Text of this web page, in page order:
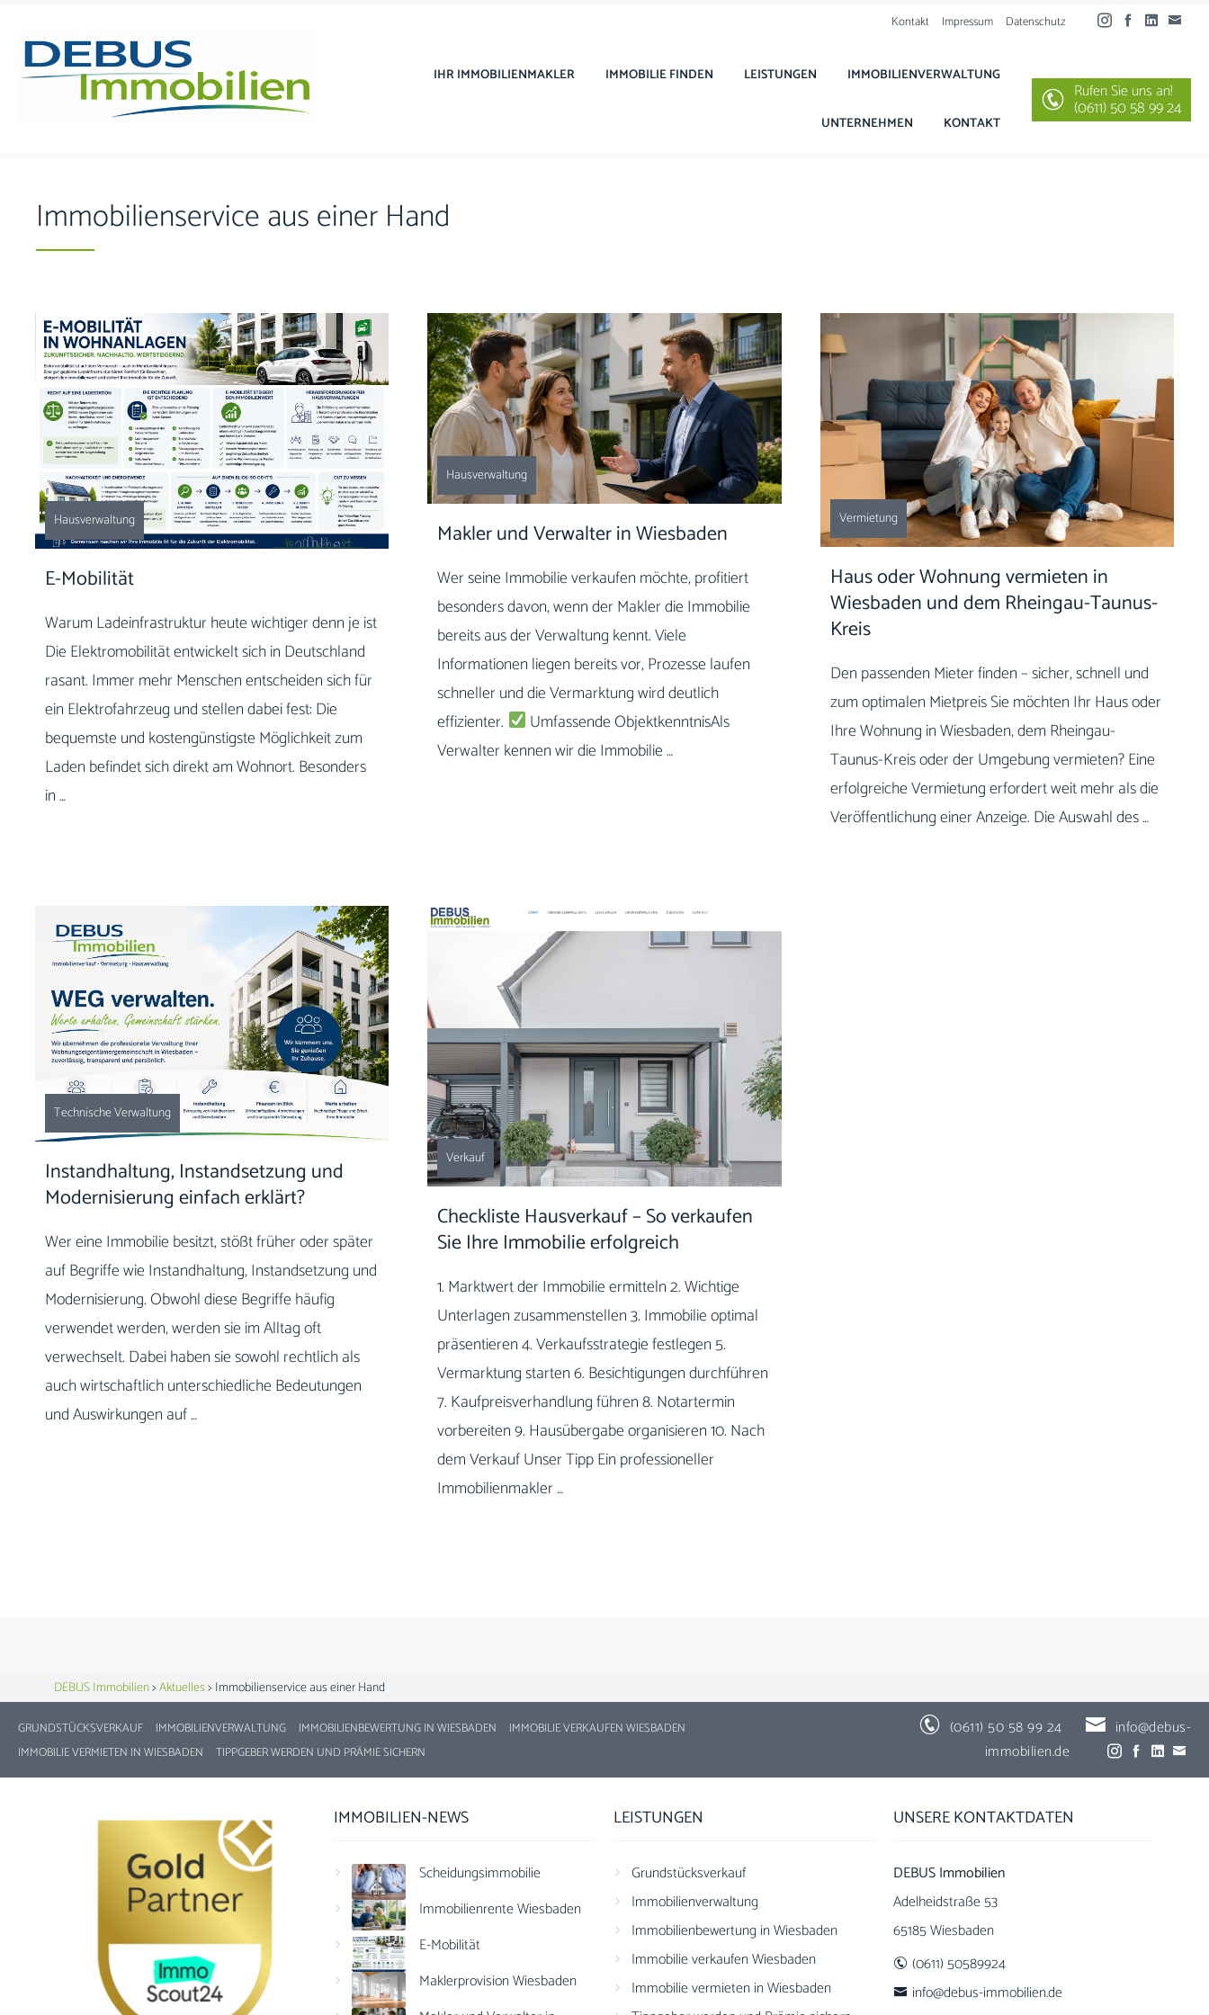
Kontakt Impressum Datenschutz
IHR IMMOBILIENMAKLER IMMOBILIE FINDEN LEISTUNGEN IMMOBILIENVERWALTUNG
UNTERNEHMEN KONTAKT
Rufen Sie uns an!
(0611) 50 58 99 24
Immobilienservice aus einer Hand
Hausverwaltung
E-Mobilität
Warum Ladeinfrastruktur heute wichtiger denn je ist
Die Elektromobilität entwickelt sich in Deutschland
rasant. Immer mehr Menschen entscheiden sich für
ein Elektrofahrzeug und stellen dabei fest: Die
bequemste und kostengünstigste Möglichkeit zum
Laden befindet sich direkt am Wohnort. Besonders
in …
Hausverwaltung
Makler und Verwalter in Wiesbaden
Wer seine Immobilie verkaufen möchte, profitiert
besonders davon, wenn der Makler die Immobilie
bereits aus der Verwaltung kennt. Viele
Informationen liegen bereits vor, Prozesse laufen
schneller und die Vermarktung wird deutlich
effizienter.
Umfassende ObjektkenntnisAls
Verwalter kennen wir die Immobilie …
Vermietung
Haus oder Wohnung vermieten in
Wiesbaden und dem Rheingau-Taunus-
Kreis
Den passenden Mieter finden – sicher, schnell und
zum optimalen Mietpreis Sie möchten Ihr Haus oder
Ihre Wohnung in Wiesbaden, dem Rheingau-
Taunus-Kreis oder der Umgebung vermieten? Eine
erfolgreiche Vermietung erfordert weit mehr als die
Veröffentlichung einer Anzeige. Die Auswahl des …
Technische Verwaltung
Instandhaltung, Instandsetzung und
Modernisierung einfach erklärt?
Wer eine Immobilie besitzt, stößt früher oder später
auf Begriffe wie Instandhaltung, Instandsetzung und
Modernisierung. Obwohl diese Begriffe häufig
verwendet werden, werden sie im Alltag oft
verwechselt. Dabei haben sie sowohl rechtlich als
auch wirtschaftlich unterschiedliche Bedeutungen
und Auswirkungen auf …
Verkauf
Checkliste Hausverkauf – So verkaufen
Sie Ihre Immobilie erfolgreich
1. Marktwert der Immobilie ermitteln 2. Wichtige
Unterlagen zusammenstellen 3. Immobilie optimal
präsentieren 4. Verkaufsstrategie festlegen 5.
Vermarktung starten 6. Besichtigungen durchführen
7. Kaufpreisverhandlung führen 8. Notartermin
vorbereiten 9. Hausübergabe organisieren 10. Nach
dem Verkauf Unser Tipp Ein professioneller
Immobilienmakler …
DEBUS Immobilien>Aktuelles> Immobilienservice aus einer Hand
GRUNDSTÜCKSVERKAUF IMMOBILIENVERWALTUNG IMMOBILIENBEWERTUNG IN WIESBADEN
IMMOBILIE VERKAUFEN WIESBADEN
IMMOBILIE VERMIETEN IN WIESBADEN
TIPPGEBER WERDEN UND PRÄMIE SICHERN
(0611) 50 58 99 24
info@debus-
immobilien.de
IMMOBILIEN-NEWS
Scheidungsimmobilie
Immobilienrente Wiesbaden
E-Mobilität
Maklerprovision Wiesbaden
LEISTUNGEN
Grundstücksverkauf
Immobilienverwaltung
Immobilienbewertung in Wiesbaden
Immobilie verkaufen Wiesbaden
Immobilie vermieten in Wiesbaden
UNSERE KONTAKTDATEN
DEBUS Immobilien
Adelheidstraße 53
65185 Wiesbaden
(0611) 50589924
info@debus-immobilien.de